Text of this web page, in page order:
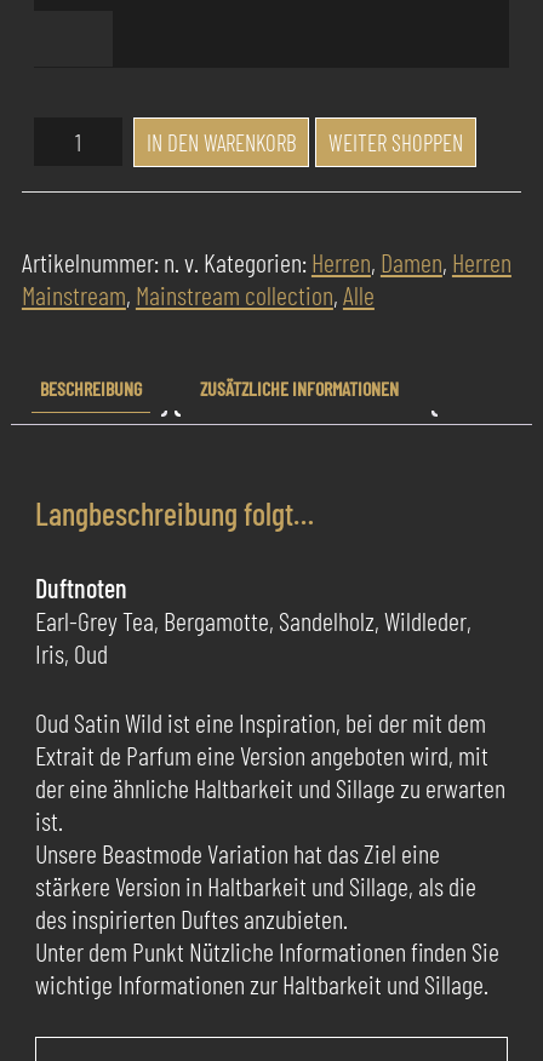
Success
Parfum
Satin
Wild
IN DEN WARENKORB WEITER SHOPPEN
Artikelnummer:n. v. Kategorien:Herren, Damen, Herren
Mainstream, Mainstream collection,Alle
BESCHREIBUNG ZUSÄTZLICHE INFORMATIONEN
Langbeschreibung folgt…
Duftnoten
Earl-Grey Tea, Bergamotte, Sandelholz, Wildleder,
Iris, Oud
Oud Satin Wild ist eine Inspiration, bei der mit dem
Extrait de Parfum eine Version angeboten wird, mit
der eine ähnliche Haltbarkeit und Sillage zu erwarten
ist.
Unsere Beastmode Variation hat das Ziel eine
stärkere Version in Haltbarkeit und Sillage, als die
des inspirierten Duftes anzubieten.
Unter dem Punkt Nützliche Informationen finden Sie
wichtige Informationen zur Haltbarkeit und Sillage.